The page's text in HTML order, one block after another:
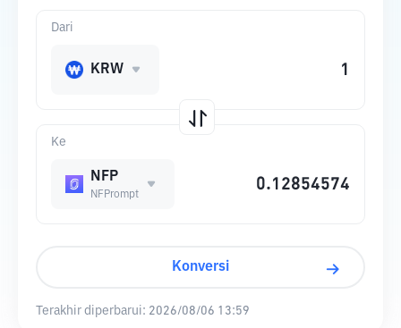
Ke
NFP
NFPrompt
Dari
KRW
Konversi
Terakhir diperbarui: 2026/08/06 13:59